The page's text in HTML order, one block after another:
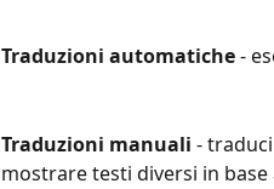
Traduzioni automatiche -
Traduzioni manuali -
mostrare testi diversi in